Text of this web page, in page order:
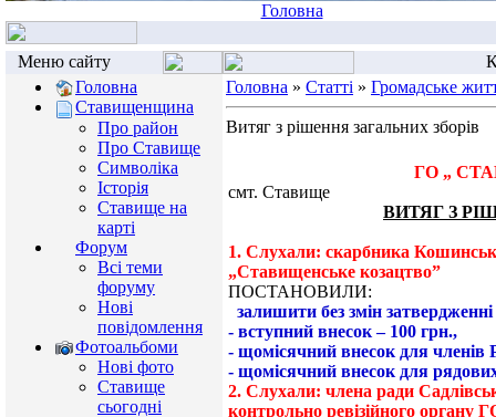
Головна
Меню сайту
Головна
Ставищенщина
Про район
Про Ставище
Символіка
Історія
Ставище на
карті
Форум
Всі теми
форуму
Нові
повідомлення
Фотоальбоми
Нові фото
Ставище
сьогодні
Головна » Статті » Громадське
Витяг з рішення загальних зборів
ГО „
смт.
ВИТЯГ З
1. Слухали: скарбника
„Ставищенське козацтво”
ПОСТАНОВИЛИ:
залишити без змін
- вступний внесок – 100 грн.,
- щомісячний внесок для членів
- щомісячний внесок для
2. Слухали: члена ради
контрольно ревізійного органу